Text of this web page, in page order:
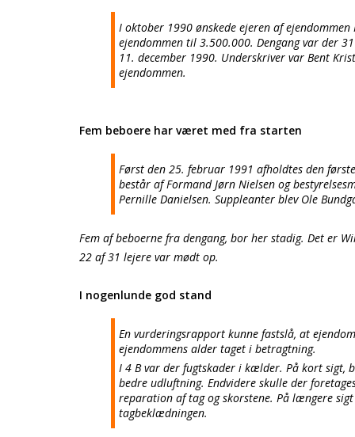
I oktober 1990 ønskede ejeren af
ejendommen til 3.500.000. Dengang var der
11. december 1990. Underskriver var Bent
ejendommen.
Fem beboere har været med fra starten
Først den 25. februar 1991 afholdtes den
består af Formand Jørn Nielsen og
Pernille Danielsen. Suppleanter blev Ole
Fem af beboerne fra dengang, bor her stadig. Det er
22 af 31 lejere var mødt op.
I nogenlunde god stand
En vurderingsrapport kunne fastslå, at
ejendommens alder taget i betragtning.
I 4 B var der fugtskader i kælder. På kort sigt,
bedre udluftning. Endvidere skulle der
reparation af tag og skorstene. På længere
tagbeklædningen.